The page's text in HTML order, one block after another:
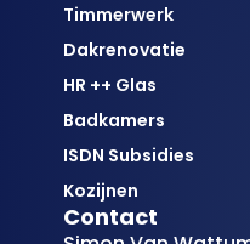
Timmerwerk
Dakrenovatie
HR ++ Glas
Badkamers
ISDN Subsidies
Kozijnen
Contact